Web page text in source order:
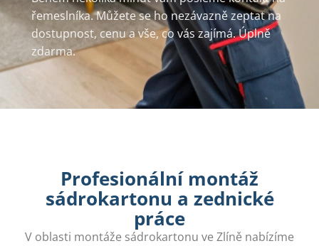
řemeslníka. Můžete se ho nezávazně zeptat na
dostupnost, cenu a vše, co vás zajímá. Úplně
zdarma.
Profesionální montáž
sádrokartonu a zednické
práce
V oblasti montáže sádrokartonu ve Zlíně nabízíme